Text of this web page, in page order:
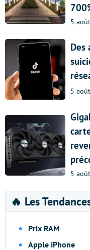
5
Des
5
5
🔥 Les
Prix RAM
Apple iPhone